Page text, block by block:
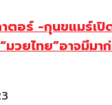
าตอร์ -กุนขแมร์เ
มวยไทย”อาจมีม